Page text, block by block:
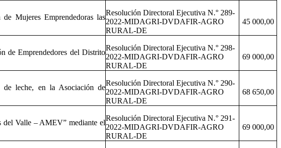
Mujeres Emprendedoras las
Resolución Directoral Ejecutiva N.° 289-
2022-MIDAGRI-DVDAFIR-AGRO
RURAL-DE
45 000,00
de Emprendedores del Distrito
Resolución Directoral Ejecutiva N.° 298-
2022-MIDAGRI-DVDAFIR-AGRO
RURAL-DE
69 000,00
de leche, en la Asociación de
Resolución Directoral Ejecutiva N.° 290-
2022-MIDAGRI-DVDAFIR-AGRO
RURAL-DE
68 650,00
del Valle – AMEV” mediante el
Resolución Directoral Ejecutiva N.° 291-
2022-MIDAGRI-DVDAFIR-AGRO
RURAL-DE
69 000,00